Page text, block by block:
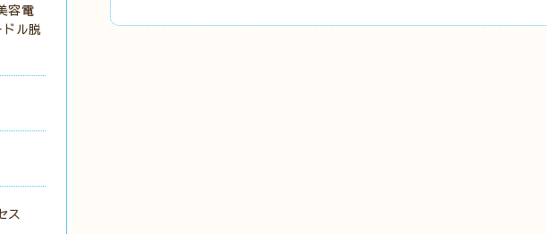
容電
ル脱
ス